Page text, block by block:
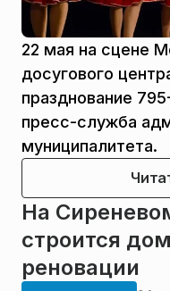
22 мая на сцене
досугового
празднование
пресс-служба
муниципалитета.
На
строится
реновации